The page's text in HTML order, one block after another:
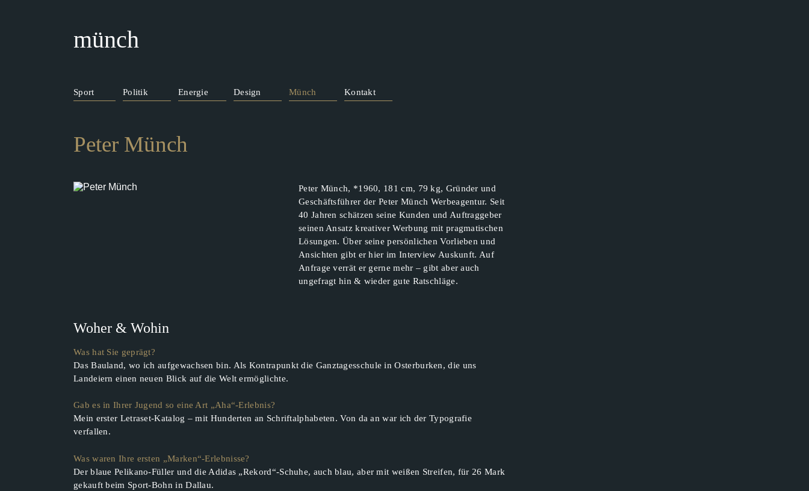
münch
Sport Politik Energie Design Münch Kontakt
Peter Münch
Peter Münch, *1960, 181 cm, 79 kg, Gründer und
Geschäftsführer der Peter Münch Werbeagentur. Seit
40 Jahren schätzen seine Kunden und Auftraggeber
seinen Ansatz kreativer Werbung mit pragmatischen
Lösungen. Über seine persönlichen Vorlieben und
Ansichten gibt er hier im Interview Auskunft. Auf
Anfrage verrät er gerne mehr – gibt aber auch
ungefragt hin & wieder gute Ratschläge.
Woher & Wohin
Was hat Sie geprägt?
Das Bauland, wo ich aufgewachsen bin. Als Kontrapunkt die Ganztagesschule in Osterburken, die uns
Landeiern einen neuen Blick auf die Welt ermöglichte.
Gab es in Ihrer Jugend so eine Art „Aha“-Erlebnis?
Mein erster Letraset-Katalog – mit Hunderten an Schriftalphabeten. Von da an war ich der Typografie
verfallen.
Was waren Ihre ersten „Marken“-Erlebnisse?
Der blaue Pelikano-Füller und die Adidas „Rekord“-Schuhe, auch blau, aber mit weißen Streifen, für 26 Mark
gekauft beim Sport-Bohn in Dallau.